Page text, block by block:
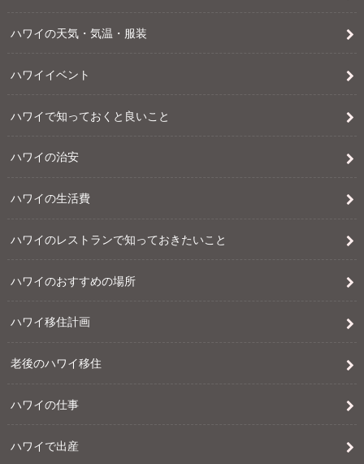
ハワイの天気・気温・服装
ハワイイベント
ハワイで知っておくと良いこと
ハワイの治安
ハワイの生活費
ハワイのレストランで知っておきたいこと
ハワイのおすすめの場所
ハワイ移住計画
老後のハワイ移住
ハワイの仕事
ハワイで出産